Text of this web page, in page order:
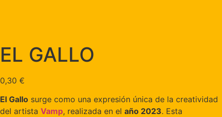
EL GALLO
0,30 €
El Gallo surge como una expresión única de la creatividad
del artista Vamp, realizada en el año 2023. Esta